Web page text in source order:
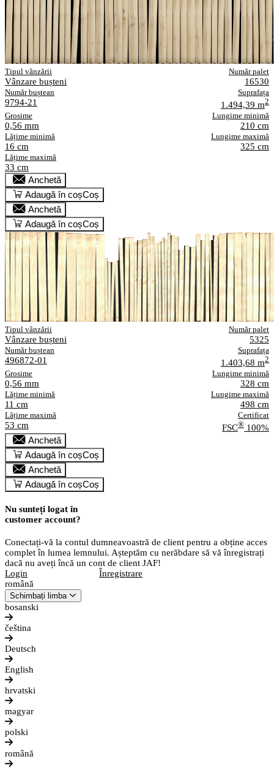
Tipul vânzării
Vânzare bușteni
Număr palet
16530
Număr buștean
9794-21
Suprafața
1.494,39 m2
Grosime
0,56 mm
Lungime minimă
210 cm
Lățime minimă
16 cm
Lungime maximă
325 cm
Lățime maximă
33 cm
Anchetă
Adaugă în coșCoș
Anchetă
Adaugă în coșCoș
Tipul vânzării
Vânzare bușteni
Număr palet
5325
Număr buștean
496872-01
Suprafața
1.403,68 m2
Grosime
0,56 mm
Lungime minimă
328 cm
Lățime minimă
11 cm
Lungime maximă
498 cm
Lățime maximă
53 cm
Certificat
FSC® 100%
Anchetă
Adaugă în coșCoș
Anchetă
Adaugă în coșCoș
Nu sunteți logat în
customer account?
Conectați-vă la contul dumneavoastră de client pentru a obține acces
complet în lumea lemnului. Așteptăm cu nerăbdare să vă înregistrați
dacă nu aveți încă un cont de client JAF!
Login
Înregistrare
română
Schimbați limba
bosanski
čeština
Deutsch
English
hrvatski
magyar
polski
română